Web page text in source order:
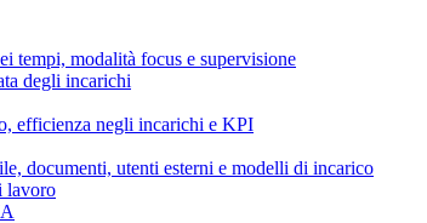
tempi, modalità focus e supervisione
degli incarichi
efficienza negli incarichi e KPI
documenti, utenti esterni e modelli di incarico
lavoro